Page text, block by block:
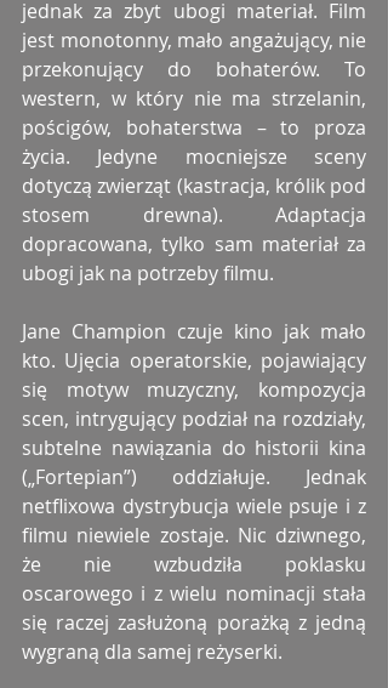
jednak za zbyt ubogi materiał. Film
jest monotonny, mało angażujący, nie
przekonujący do bohaterów. To
western, w który nie ma strzelanin,
pościgów, bohaterstwa – to proza
życia. Jedyne mocniejsze sceny
dotyczą zwierząt (kastracja, królik pod
stosem drewna). Adaptacja
dopracowana, tylko sam materiał za
ubogi jak na potrzeby filmu.
Jane Champion czuje kino jak mało
kto. Ujęcia operatorskie, pojawiający
się motyw muzyczny, kompozycja
scen, intrygujący podział na rozdziały,
subtelne nawiązania do historii kina
(„Fortepian”) oddziałuje. Jednak
netflixowa dystrybucja wiele psuje i z
filmu niewiele zostaje. Nic dziwnego,
że nie wzbudziła poklasku
oscarowego i z wielu nominacji stała
się raczej zasłużoną porażką z jedną
wygraną dla samej reżyserki.